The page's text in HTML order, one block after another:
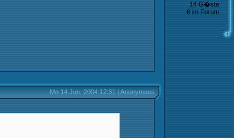
Mo 14 Jun, 2004 12:31 | Anonymous
14 G�ste
6 im Forum